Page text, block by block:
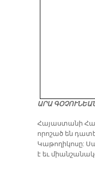
ԱՐԱ
​Հայաստանի
որոշած են
Կաթողիկոսը:
է եւ